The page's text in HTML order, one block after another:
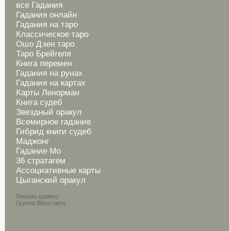
все Гадания
Гадания онлайн
Гадания на таро
Классическое таро
Ошо Дзен таро
Таро Брейгеля
Книга перемен
Гадания на рунах
Гадания на картах
Карты Ленорман
Книга судеб
Звездный оракул
Всемирное гадание
Гибрид книги судеб
Маджонг
Гадание Мо
36 стратагем
Ассоциативные карты
Цыганский оракул
Письмо админу
Группа ВКонтакте